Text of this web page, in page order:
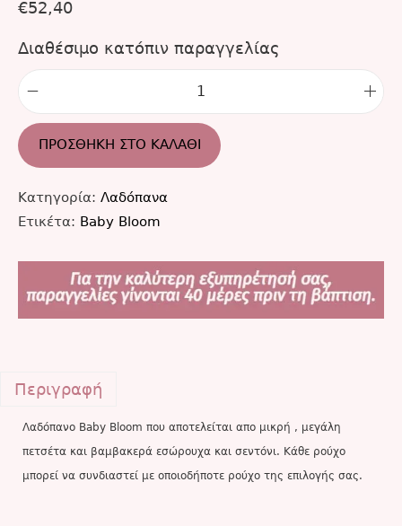
€52,40
Διαθέσιμο κατόπιν παραγγελίας
ΠΡΟΣΘΉΚΗ ΣΤΟ ΚΑΛΆΘΙ
Κατηγορία: Λαδόπανα
Ετικέτα: Baby Bloom
Περιγραφή
Λαδόπανο Baby Bloom που αποτελείται απο μικρή , μεγάλη
πετσέτα και βαμβακερά εσώρουχα και σεντόνι. Κάθε ρούχο
μπορεί να συνδιαστεί με οποιοδήποτε ρούχο της επιλογής σας.